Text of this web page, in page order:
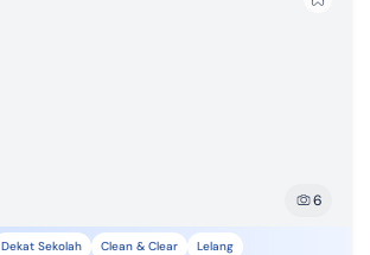
6
Dekat Sekolah Clean & Clear Lelang